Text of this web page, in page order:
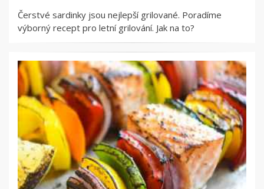
Čerstvé sardinky jsou nejlepší grilované. Poradíme
výborný recept pro letní grilování. Jak na to?